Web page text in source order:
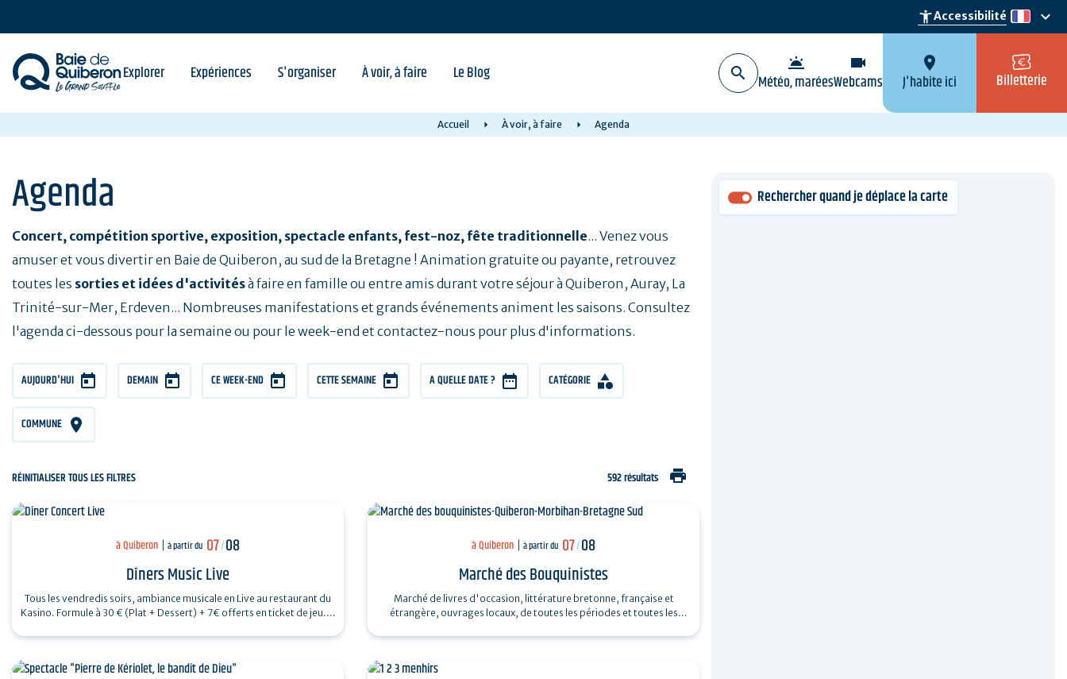
principal
accessibility_newAccessibilité fr
keyboard_arrow_down
Explorer Expériences S'organiser À voir, à faire Le Blog wb_twilight
Météo, marées
videocam
Webcams
location_on
J'habite ici Billetterie
Accueil À voir, à faire Agenda
Agenda
Concert, compétition sportive, exposition, spectacle enfants, fest-noz, fête traditionnelle... Venez vous
amuser et vous divertir en Baie de Quiberon, au sud de la Bretagne ! Animation gratuite ou payante, retrouvez
toutes les sorties et idées d'activitésà faire en famille ou entre amis durant votre séjour à Quiberon, Auray, La
Trinité-sur-Mer, Erdeven... Nombreuses manifestations et grands événements animent les saisons. Consultez
l'agenda ci-dessous pour la semaine ou pour le week-end et contactez-nous pour plus d'informations.
AUJOURD'HUI DEMAIN CE WEEK-END CETTE SEMAINE A QUELLE DATE ? CATÉGORIE
COMMUNE
RÉINITIALISER TOUS LES FILTRES 592 résultats print
à Quiberon à partir du 07/08
Dîners Music Live
Tous les vendredis soirs, ambiance musicale en Live au restaurant du
Kasino. Formule à 30 € (Plat + Dessert) + 7€ offerts en ticket de jeu.…
à Quiberon à partir du 07/08
Marché des Bouquinistes
Marché de livres d'occasion, littérature bretonne, française et
étrangère, ouvrages locaux, de toutes les périodes et toutes les
Rechercher quand je déplace la carte